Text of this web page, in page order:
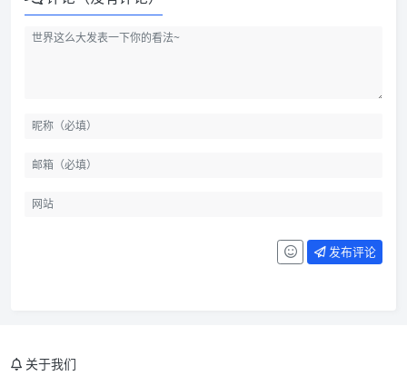
发布评论
关于我们